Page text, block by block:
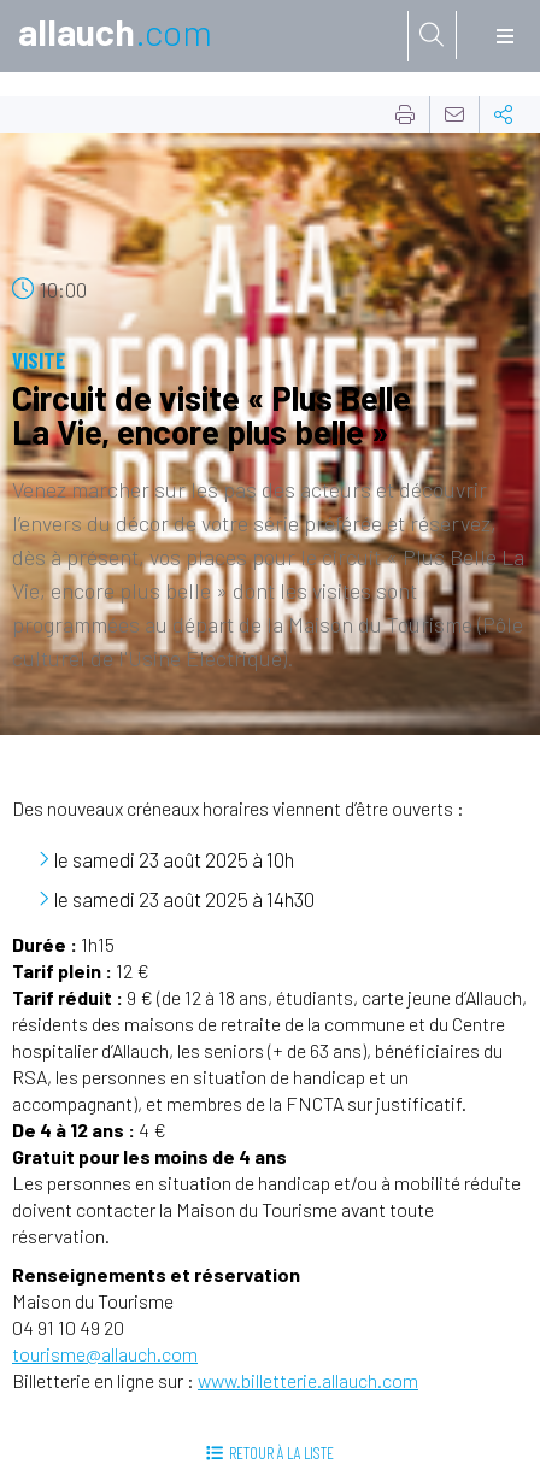
allauch.com
23
AOÛT
10:00
VISITE
Circuit de visite « Plus Belle
La Vie, encore plus belle »
Venez marcher sur les pas des acteurs et découvrir
l’envers du décor de votre série préférée et réservez,
dès à présent, vos places pour le circuit « Plus Belle La
Vie, encore plus belle » dont les visites sont
programmées au départ de la Maison du Tourisme (Pôle
culturel de l'Usine Electrique).
Des nouveaux créneaux horaires viennent d’être ouverts :
le samedi 23 août 2025 à 10h
le samedi 23 août 2025 à 14h30
Durée : 1h15
Tarif plein : 12 €
Tarif réduit : 9 € (de 12 à 18 ans, étudiants, carte jeune d’Allauch,
résidents des maisons de retraite de la commune et du Centre
hospitalier d’Allauch, les seniors (+ de 63 ans), bénéficiaires du
RSA, les personnes en situation de handicap et un
accompagnant), et membres de la FNCTA sur justificatif.
De 4 à 12 ans : 4 €
Gratuit pour les moins de 4 ans
Les personnes en situation de handicap et/ou à mobilité réduite
doivent contacter la Maison du Tourisme avant toute
réservation.
Renseignements et réservation
Maison du Tourisme
04 91 10 49 20
tourisme@allauch.com
Billetterie en ligne sur : www.billetterie.allauch.com
RETOUR À LA LISTE